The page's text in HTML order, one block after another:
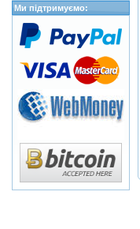
Ми підтримуємо: